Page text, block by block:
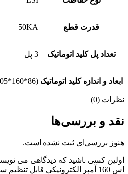
قدرت قطع 50KA
تعداد پل کلید اتوماتیک 3 پل
ابعاد و اندازه کلید اتوماتیک
نظرات (0)
نقد و بررسی‌ها
هنوز بررسی‌ای ثبت نشده است.
اولین کسی باشید که دیدگاهی می
اس 160 آمپر الکترونیکی قابل تنظیم سری Susol”